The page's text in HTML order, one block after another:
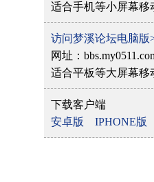
适合手机等小屏幕移
访问梦溪论坛电脑版
网址：
适合平板等大屏幕移
下载客户端
安卓版
IPHONE版